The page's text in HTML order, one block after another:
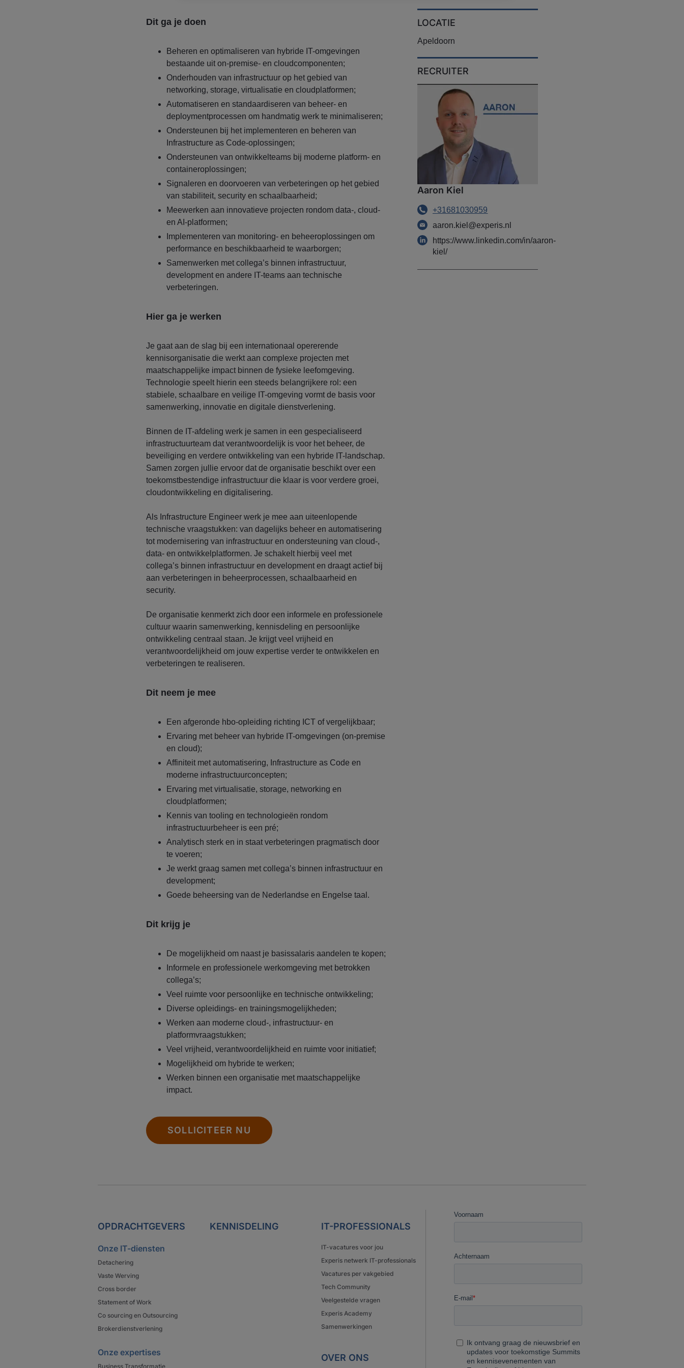
Dit ga je doen
Beheren en optimaliseren van hybride IT-omgevingen
bestaande uit on-premise- en cloudcomponenten;
Onderhouden van infrastructuur op het gebied van
networking, storage, virtualisatie en cloudplatformen;
Automatiseren en standaardiseren van beheer- en
deploymentprocessen om handmatig werk te minimaliseren;
Ondersteunen bij het implementeren en beheren van
Infrastructure as Code-oplossingen;
Ondersteunen van ontwikkelteams bij moderne platform- en
containeroplossingen;
Signaleren en doorvoeren van verbeteringen op het gebied
van stabiliteit, security en schaalbaarheid;
Meewerken aan innovatieve projecten rondom data-, cloud-
en AI-platformen;
Implementeren van monitoring- en beheeroplossingen om
performance en beschikbaarheid te waarborgen;
Samenwerken met collega’s binnen infrastructuur,
development en andere IT-teams aan technische
verbeteringen.
Hier ga je werken
Je gaat aan de slag bij een internationaal opererende
kennisorganisatie die werkt aan complexe projecten met
maatschappelijke impact binnen de fysieke leefomgeving.
Technologie speelt hierin een steeds belangrijkere rol: een
stabiele, schaalbare en veilige IT-omgeving vormt de basis voor
samenwerking, innovatie en digitale dienstverlening.
Binnen de IT-afdeling werk je samen in een gespecialiseerd
infrastructuurteam dat verantwoordelijk is voor het beheer, de
beveiliging en verdere ontwikkeling van een hybride IT-landschap.
Samen zorgen jullie ervoor dat de organisatie beschikt over een
toekomstbestendige infrastructuur die klaar is voor verdere groei,
cloudontwikkeling en digitalisering.
Als Infrastructure Engineer werk je mee aan uiteenlopende
technische vraagstukken: van dagelijks beheer en automatisering
tot modernisering van infrastructuur en ondersteuning van cloud-,
data- en ontwikkelplatformen. Je schakelt hierbij veel met
collega’s binnen infrastructuur en development en draagt actief bij
aan verbeteringen in beheerprocessen, schaalbaarheid en
security.
De organisatie kenmerkt zich door een informele en professionele
cultuur waarin samenwerking, kennisdeling en persoonlijke
ontwikkeling centraal staan. Je krijgt veel vrijheid en
verantwoordelijkheid om jouw expertise verder te ontwikkelen en
verbeteringen te realiseren.
Dit neem je mee
Een afgeronde hbo-opleiding richting ICT of vergelijkbaar;
Ervaring met beheer van hybride IT-omgevingen (on-premise
en cloud);
Affiniteit met automatisering, Infrastructure as Code en
moderne infrastructuurconcepten;
Ervaring met virtualisatie, storage, networking en
cloudplatformen;
Kennis van tooling en technologieën rondom
infrastructuurbeheer is een pré;
Analytisch sterk en in staat verbeteringen pragmatisch door
te voeren;
Je werkt graag samen met collega’s binnen infrastructuur en
development;
Goede beheersing van de Nederlandse en Engelse taal.
Dit krijg je
De mogelijkheid om naast je basissalaris aandelen te kopen;
Informele en professionele werkomgeving met betrokken
collega’s;
Veel ruimte voor persoonlijke en technische ontwikkeling;
Diverse opleidings- en trainingsmogelijkheden;
Werken aan moderne cloud-, infrastructuur- en
platformvraagstukken;
Veel vrijheid, verantwoordelijkheid en ruimte voor initiatief;
Mogelijkheid om hybride te werken;
Werken binnen een organisatie met maatschappelijke
impact.
SOLLICITEER NU
LOCATIE
Apeldoorn
RECRUITER
Aaron Kiel
+31681030959
aaron.kiel@experis.nl
https://www.linkedin.com/in/aaron-
kiel/
OPDRACHTGEVERS
Onze IT-diensten
Detachering
Vaste Werving
Cross border
Statement of Work
Co sourcing en Outsourcing
Brokerdienstverlening
Onze expertises
Business Transformatie
KENNISDELING IT-PROFESSIONALS
IT-vacatures voor jou
Experis netwerk IT-professionals
Vacatures per vakgebied
Tech Community
Veelgestelde vragen
Experis Academy
Samenwerkingen
OVER ONS